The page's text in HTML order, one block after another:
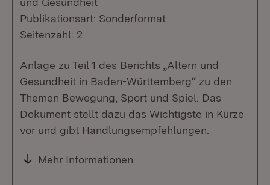
Publikationsart: Sonderformat
Seitenzahl: 2
Anlage zu Teil 1 des Berichts „Altern und
Gesundheit in Baden-Württemberg“ zu den
Themen Bewegung, Sport und Spiel. Das
Dokument stellt dazu das Wichtigste in Kürze
vor und gibt Handlungsempfehlungen.
Mehr Informationen